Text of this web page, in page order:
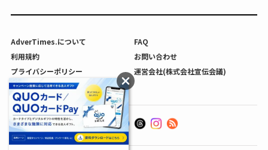
AdverTimes.について
FAQ
利用規約
お問い合わせ
プライバシーポリシー
運営会社(株式会社宣伝会議)
利用者情報の外部送信について